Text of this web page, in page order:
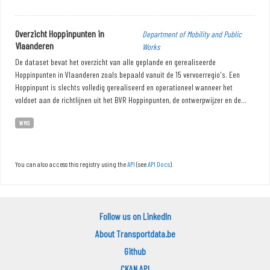
Overzicht Hoppinpunten in
Vlaanderen
Department of Mobility and Public
Works
De dataset bevat het overzicht van alle geplande en gerealiseerde
Hoppinpunten in Vlaanderen zoals bepaald vanuit de 15 vervoerregio's. Een
Hoppinpunt is slechts volledig gerealiseerd en operationeel wanneer het
voldoet aan de richtlijnen uit het BVR Hoppinpunten, de ontwerpwijzer en de...
WMS
You can also access this registry using theAPI (seeAPI Docs).
Follow us on LinkedIn
About Transportdata.be
Github